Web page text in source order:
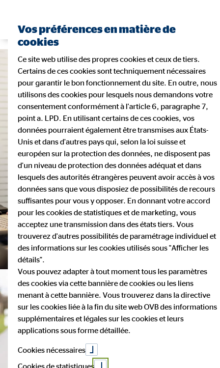
Vos préférences en matière de
cookies
Ce site web utilise des propres cookies et ceux de tiers.
Certains de ces cookies sont techniquement nécessaires
pour garantir le bon fonctionnement du site. En outre, nous
utilisons des cookies pour lesquels nous demandons votre
consentement conformément à l'article 6, paragraphe 7,
point a. LPD. En utilisant certains de ces cookies, vos
données pourraient également être transmises aux États-
Unis et dans d'autres pays qui, selon la loi suisse et
européen sur la protection des données, ne disposent pas
d'un niveau de protection des données adéquat et dans
lesquels des autorités étrangères peuvent avoir accès à vos
données sans que vous disposiez de possibilités de recours
suffisantes pour vous y opposer. En donnant votre accord
pour les cookies de statistiques et de marketing, vous
acceptez une transmission dans des états tiers. Vous
trouverez d'autres possibilités de paramétrage individuel et
des informations sur les cookies utilisés sous "Afficher les
détails".
Vous pouvez adapter à tout moment tous les paramètres
des cookies via cette bannière de cookies ou les liens
menant à cette bannière. Vous trouverez dans la directive
sur les cookies liée à la fin du site web OVB des informations
supplémentaires et légales sur les cookies et leurs
applications sous forme détaillée.
Cookies nécessaires
Cookies de statistiques